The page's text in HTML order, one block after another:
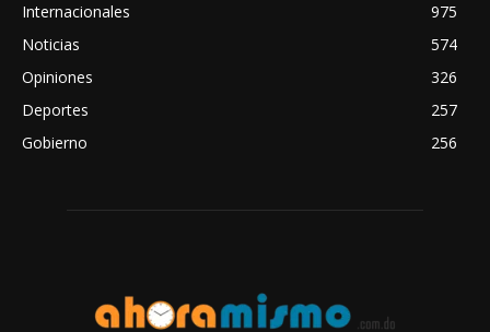
Internacionales
975
Noticias
574
Opiniones
326
Deportes
257
Gobierno
256